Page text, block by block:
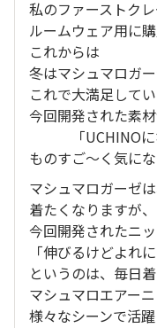
私のファーストク
ルームウェア用に購
これからは
冬はマシュマロガ
これで大満足して
今回開発された素
「UCHINOにな
ものすご～く気に
マシュマロガーゼ
着たくなりますが
今回開発されたニ
「伸びるけどよれ
というのは、毎日
マシュマロエアー
様々なシーンで活